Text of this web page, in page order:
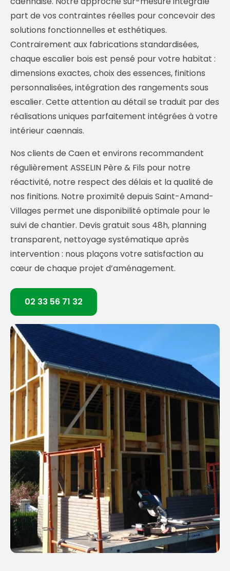
part de vos contraintes réelles pour concevoir des
solutions fonctionnelles et esthétiques.
Contrairement aux fabrications standardisées,
chaque escalier bois est pensé pour votre habitat :
dimensions exactes, choix des essences, finitions
personnalisées, intégration des rangements sous
escalier. Cette attention au détail se traduit par des
réalisations uniques parfaitement intégrées à votre
intérieur caennais.
Nos clients de Caen et environs recommandent
régulièrement ASSELIN Père & Fils pour notre
réactivité, notre respect des délais et la qualité de
nos finitions. Notre proximité depuis Saint-Amand-
Villages permet une disponibilité optimale pour le
suivi de chantier. Devis gratuit sous 48h, planning
transparent, nettoyage systématique après
intervention : nous plaçons votre satisfaction au
cœur de chaque projet d’aménagement.
02 33 56 71 32